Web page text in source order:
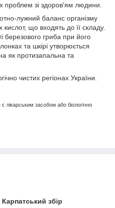
проблем зі здоров'ям людини.
лужний баланс організму
що входять до її складу.
березового гриба при його
та шкірі утворюється
як протизапальна та
чистих регіонах України.
лікарським засобом або біологічно
Карпатський збір